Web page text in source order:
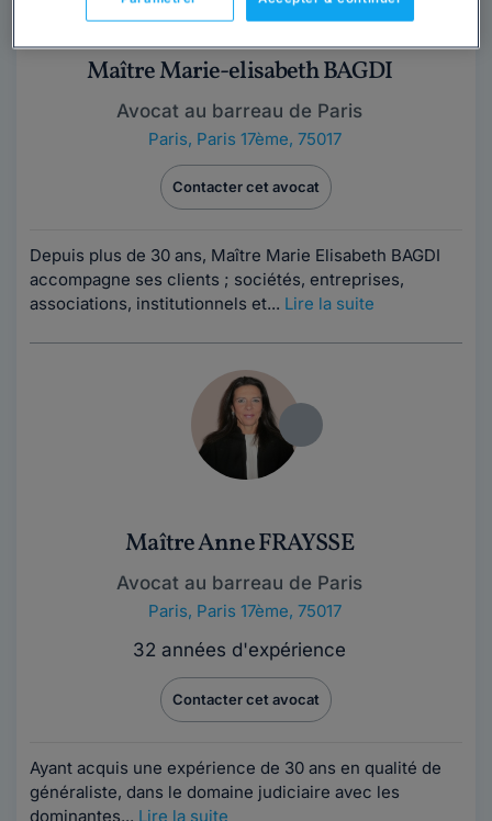
Maître Marie-elisabeth BAGDI
Avocat au barreau de Paris
Paris, Paris 17ème, 75017
Contacter cet avocat
Depuis plus de 30 ans, Maître Marie Elisabeth BAGDI
accompagne ses clients ; sociétés, entreprises,
associations, institutionnels et... Lire la suite
Maître Anne FRAYSSE
Avocat au barreau de Paris
Paris, Paris 17ème, 75017
32 années d'expérience
Contacter cet avocat
Ayant acquis une expérience de 3​​​​​0 ans en qualité de
généraliste, dans le domaine judiciaire avec les
dominantes... Lire la suite